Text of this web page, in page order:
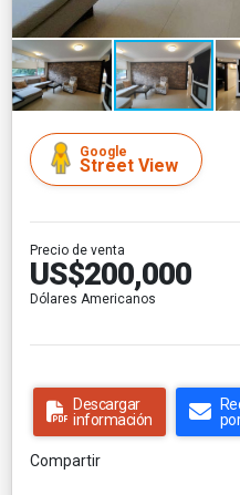
Google
Street View
Precio de venta
US$200,000
Dólares Americanos
Descargar
información
Compartir